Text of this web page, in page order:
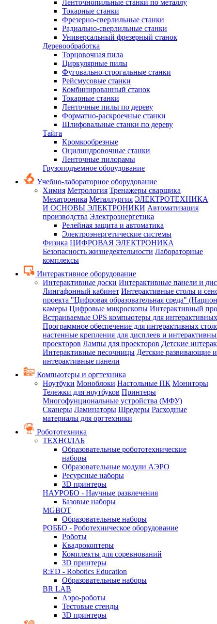
Ленточнопильные станки по металлу
Токарные станки
Фрезерно-сверлильные станки
Радиально-сверлильные станки
Универсальный фрезерный станок
Деревообработка
Торцовочная пила
Циркулярные пилы
Фуговально-строгальные станки
Рейсмусовые станки
Комбинированный станок
Токарные станки
Ленточные пилы по дереву
Форматно-раскроечные станки
Шлифовальные станки по дереву
Тайга
Кромкообрезные
Оцилиндровочные станки
Ленточные пилорамы
Грузоподъемное оборудование
Учебно-лабораторное оборудование
Химия Метрология Тренажеры сварщика
Мехатроника Металлургия ЭЛЕКТРОТЕХНИКА
И ОСНОВЫ ЭЛЕКТРОНИКИ Автоматизация
производства Электроэнергетика
Релейная защита и автоматика
Электроэнергетические системы
Физика ЦИФРОВАЯ ЭЛЕКТРОНИКА
Безопасность жизнедеятельности Лабораторные
комплексы
Интерактивное оборудование
Интерактивные доски Интерактивные панели и
Лингафонный кабинет Интерактивные столы и
проекта "Цифровая образовательная среда"
камеры Цифровые микроскопы Интерактивный
Встраиваемые OPS компьютеры для
Программное обеспечение для интерактивных
настенные крепления для дисплеев и
проекторов Лампы для проекторов Детские
Интерактивные песочницы Детские развивающие
интерактивные панели
Компьютеры и оргтехника
Ноутбуки Моноблоки Настольные ПК Мониторы
Тележки для ноутбуков Принтеры
Многофунциональные устройства (МФУ)
Сканеры Ламинаторы Шредеры Расходные
материалы для оргтехники
Робототехника
ТЕХНОЛАБ
Образовательные робототехнические
наборы
Образовательные модули АЭРО
Ресурсные наборы
3D принтеры
НАУРОБО - Научные развлечения
Базовые наборы
MGBOT
Образовательные наборы
РОББО - Роботехническое оборудование
Роботы
Квадрокоптеры
Комплекты для соревнований
3D принтеры
R:ED - Robotics Education
Образовательные наборы
BR LAB
Аэро-роботы
Тестовые стенды
3D принтеры